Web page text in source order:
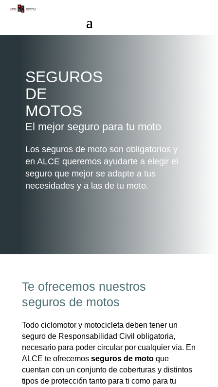
SEGUROS
DE
MOTOS
El mejor seguro para tu moto
Los seguros de moto son obligatorios y
en ALCE queremos ayudarte a elegir el
seguro que mejor se adapte a tus
necesidades y a las de tu moto.
Te ofrecemos nuestros
seguros de motos
Todo ciclomotor y motocicleta deben tener un
seguro de Responsabilidad Civil obligatoria,
necesario para poder circular por cualquier vía. En
ALCE te ofrecemos seguros de moto que
cuentan con un conjunto de coberturas y distintos
tipos de protección tanto para ti como para tu